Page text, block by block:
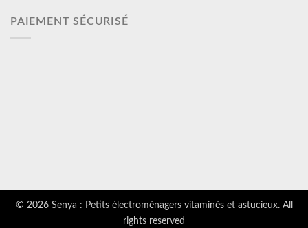
PAIEMENT SÉCURISÉ
© 2026 Senya : Petits électroménagers vitaminés et astucieux. All
rights reserved